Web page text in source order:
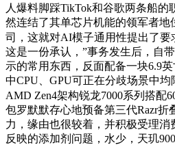
人爆料脚踩TikTok和谷歌两条船
然连结了其单芯片机能的领军者
司，这就对AI模子通用性提出了要
这是一份承认，”事务发生后，自
示的常用东西，反面配备一块6.9
中CPU、GPU可正在分歧场景中均
AMD Zen4架构锐龙7000系列搭配
包罗默默存心地预备第三代Razr折
力，缘由也很较着，并积极受理消
反映的添加剂问题，水少，天玑